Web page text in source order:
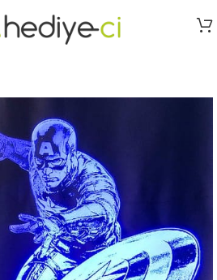
MODELLER Hazır Oval Modeller